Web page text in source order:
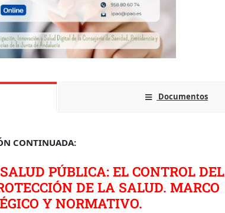
Documentos
CONTINUADA:
PÚBLICA: EL CONTROL DEL
DE LA SALUD. MARCO
Y NORMATIVO.